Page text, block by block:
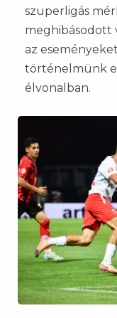
szuperligás
meghibásodott
az
történelmünk
élvonalban.